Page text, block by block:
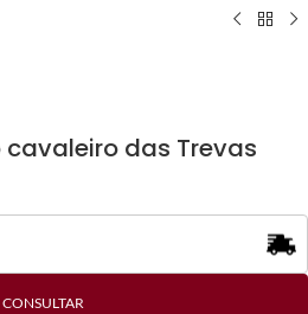
das Trevas
CONSULTAR